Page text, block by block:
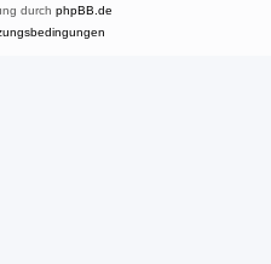
durch phpBB.de